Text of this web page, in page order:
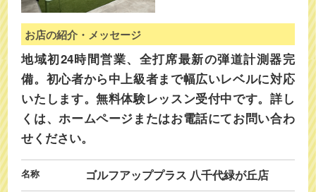
お店の紹介・メッセージ
地域初24時間営業、全打席最新の弾道計測器完
備。初心者から中上級者まで幅広いレベルに対応
いたします。無料体験レッスン受付中です。詳し
くは、ホームページまたはお電話にてお問い合わ
せください。
名称 ゴルフアッププラス 八千代緑が丘店